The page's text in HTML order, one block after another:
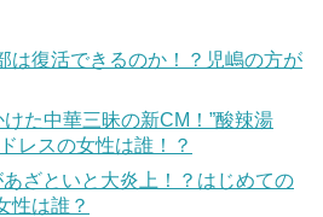
は復活できるのか！？児嶋の方が
けた中華三昧の新CM！”酸辣湯
レスの女性は誰！？
ざといと大炎上！？はじめての
性は誰？